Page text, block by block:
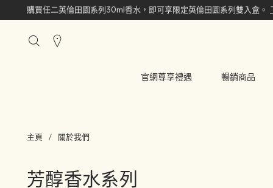
購買任二英倫田園系列30ml香水，即可享限定英倫田園系列雙入盒。
官網尊享禮遇 暢銷商品
搜
主頁 關於我們
芳醇香水系列